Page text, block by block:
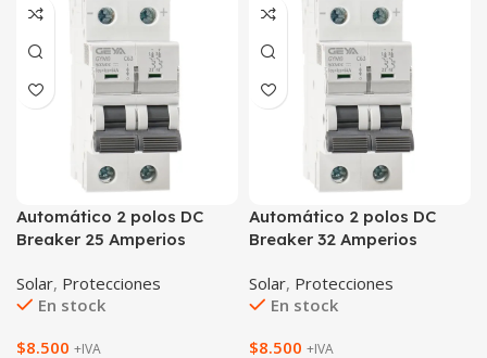
Automático 2 polos DC
Breaker 25 Amperios
Solar, Protecciones
En stock
$8.500 +IVA
Automático 2 polos DC
Breaker 32 Amperios
Solar, Protecciones
En stock
$8.500 +IVA